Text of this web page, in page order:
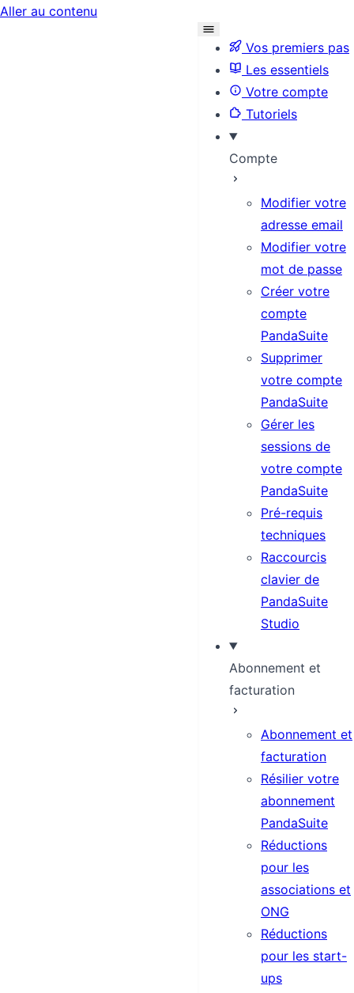
Aller au contenu
Vos premiers pas
Les essentiels
Votre compte
Tutoriels
Compte
Modifier votre
adresse email
Modifier votre
mot de passe
Créer votre
compte
PandaSuite
Supprimer
votre compte
PandaSuite
Gérer les
sessions de
votre compte
PandaSuite
Pré-requis
techniques
Raccourcis
clavier de
PandaSuite
Studio
Abonnement et
facturation
Abonnement et
facturation
Résilier votre
abonnement
PandaSuite
Réductions
pour les
associations et
ONG
Réductions
pour les start-
ups